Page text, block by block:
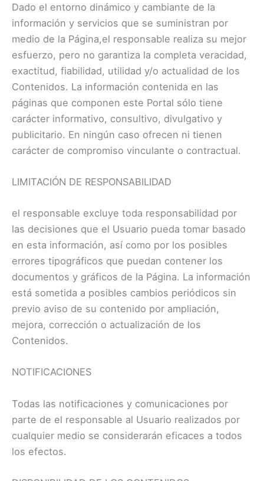
Dado el entorno dinámico y cambiante de la
información y servicios que se suministran por
medio de la Página,el responsable realiza su mejor
esfuerzo, pero no garantiza la completa veracidad,
exactitud, fiabilidad, utilidad y/o actualidad de los
Contenidos. La información contenida en las
páginas que componen este Portal sólo tiene
carácter informativo, consultivo, divulgativo y
publicitario. En ningún caso ofrecen ni tienen
carácter de compromiso vinculante o contractual.
LIMITACIÓN DE RESPONSABILIDAD
el responsable excluye toda responsabilidad por
las decisiones que el Usuario pueda tomar basado
en esta información, así como por los posibles
errores tipográficos que puedan contener los
documentos y gráficos de la Página. La información
está sometida a posibles cambios periódicos sin
previo aviso de su contenido por ampliación,
mejora, corrección o actualización de los
Contenidos.
NOTIFICACIONES
Todas las notificaciones y comunicaciones por
parte de el responsable al Usuario realizados por
cualquier medio se considerarán eficaces a todos
los efectos.